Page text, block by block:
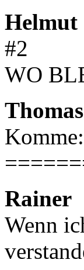
Helmut
#2
WO
Thomas
Rainer
Wenn